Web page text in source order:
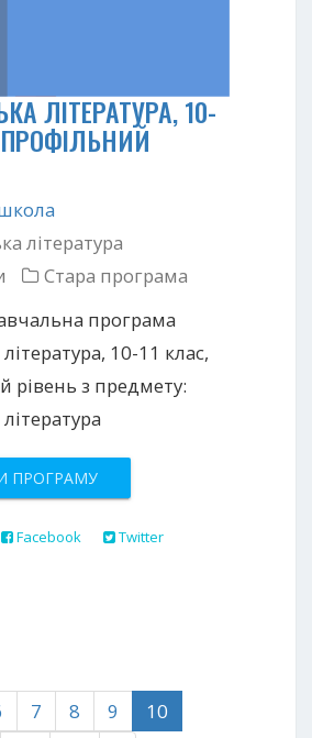
ЛІТЕРАТУРА, 10-
література
Стара програма
програма
10-11 клас,
рівень з предмету:
ПРОГРАМУ
Facebook
Twitter
7 8 9
10